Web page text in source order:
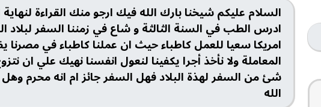
السلام عليكم شيخنا بارك الله فيك ارجو منك القراءة
ادرس الطب في السنة الثالثة و شاع في زمننا السفر لبلاد
امريكا سعيا للعمل كاطباء حيث ان عملنا كاطباء في مصرنا
المعاملة ولا نأخذ أجرا يكفينا لنعول انفسنا نهيك علي ان
شئ من السفر لهذة البلاد فهل السفر جائز ام انه محرم وهل
الله